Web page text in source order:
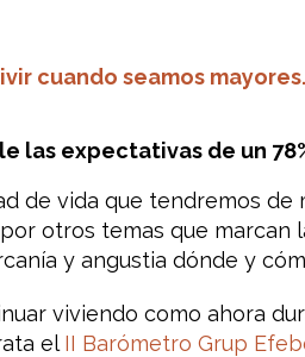
cuando seamos mayores.
las expectativas de un
de vida que tendremos de
otros temas que marcan
y angustia dónde y
viviendo como ahora
el II Barómetro Grup